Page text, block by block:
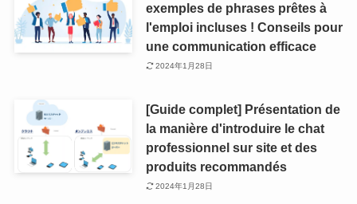
exemples de phrases prêtes à
l'emploi incluses ! Conseils pour
une communication efficace
2024年1月28日
[Guide complet] Présentation de
la manière d'introduire le chat
professionnel sur site et des
produits recommandés
2024年1月28日